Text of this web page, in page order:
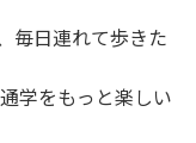
毎日連れて歩きた
学をもっと楽しい